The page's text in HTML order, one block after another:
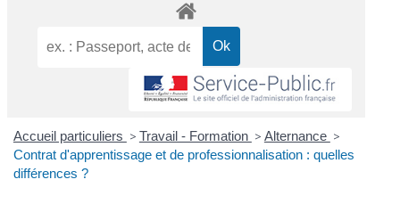
Accueil particuliers > Travail - Formation > Alternance >
Contrat d'apprentissage et de professionnalisation : quelles
différences ?